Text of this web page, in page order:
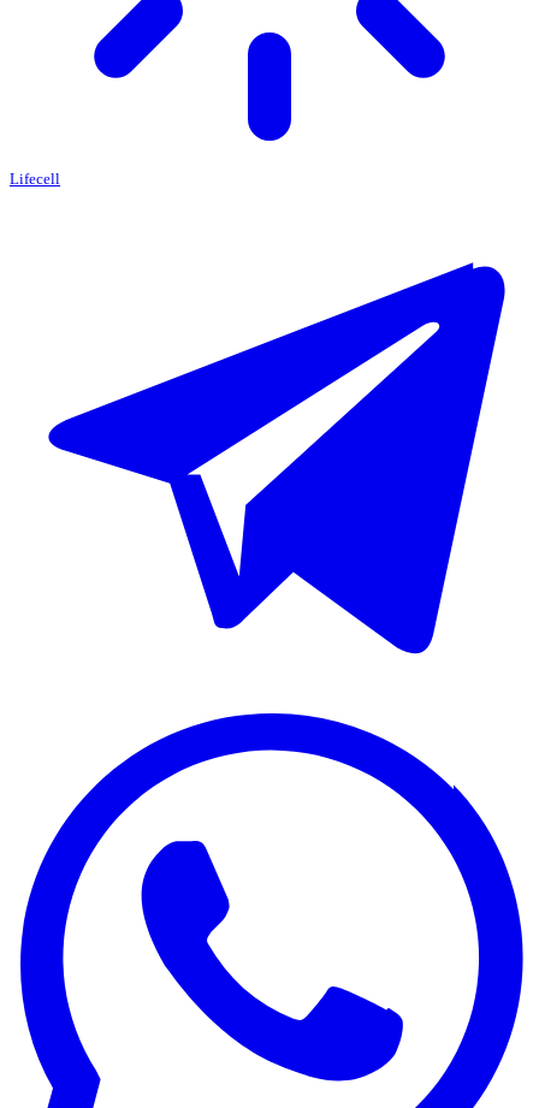
Lifecell